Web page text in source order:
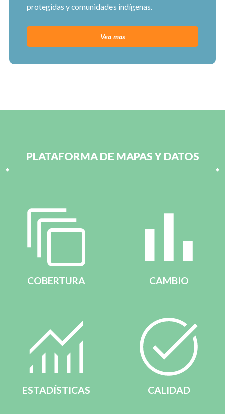
protegidas y comunidades indígenas.
Vea mas
PLATAFORMA DE MAPAS Y DATOS
COBERTURA CAMBIO
ESTADÍSTICAS CALIDAD